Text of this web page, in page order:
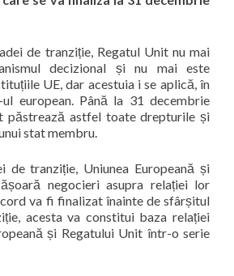
de tranziție, Regatul Unit nu mai
decizional și nu mai este
UE, dar acestuia i se aplică, în
ul european. Până la 31 decembrie
păstrează astfel toate drepturile și
stat membru.
de tranziție, Uniunea Europeană și
negocieri asupra relației lor
va fi finalizat înainte de sfârșitul
acesta va constitui baza relației
și Regatului Unit într-o serie